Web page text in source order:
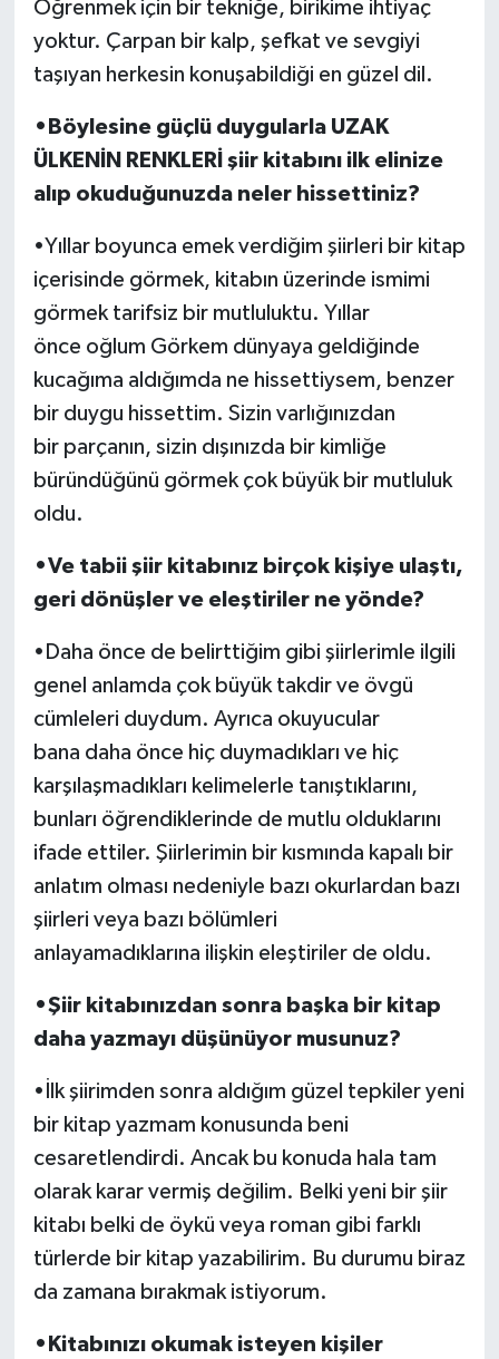
Öğrenmek için bir tekniğe, birikime ihtiyaç
yoktur. Çarpan bir kalp, şefkat ve sevgiyi
taşıyan herkesin konuşabildiği en güzel dil.
•Böylesine güçlü duygularla UZAK
ÜLKENİN RENKLERİ şiir kitabını ilk elinize
alıp okuduğunuzda neler hissettiniz?
•Yıllar boyunca emek verdiğim şiirleri bir kitap
içerisinde görmek, kitabın üzerinde ismimi
görmek tarifsiz bir mutluluktu. Yıllar
önce oğlum Görkem dünyaya geldiğinde
kucağıma aldığımda ne hissettiysem, benzer
bir duygu hissettim. Sizin varlığınızdan
bir parçanın, sizin dışınızda bir kimliğe
büründüğünü görmek çok büyük bir mutluluk
oldu.
•Ve tabii şiir kitabınız birçok kişiye ulaştı,
geri dönüşler ve eleştiriler ne yönde?
•Daha önce de belirttiğim gibi şiirlerimle ilgili
genel anlamda çok büyük takdir ve övgü
cümleleri duydum. Ayrıca okuyucular
bana daha önce hiç duymadıkları ve hiç
karşılaşmadıkları kelimelerle tanıştıklarını,
bunları öğrendiklerinde de mutlu olduklarını
ifade ettiler. Şiirlerimin bir kısmında kapalı bir
anlatım olması nedeniyle bazı okurlardan bazı
şiirleri veya bazı bölümleri
anlayamadıklarına ilişkin eleştiriler de oldu.
•Şiir kitabınızdan sonra başka bir kitap
daha yazmayı düşünüyor musunuz?
•İlk şiirimden sonra aldığım güzel tepkiler yeni
bir kitap yazmam konusunda beni
cesaretlendirdi. Ancak bu konuda hala tam
olarak karar vermiş değilim. Belki yeni bir şiir
kitabı belki de öykü veya roman gibi farklı
türlerde bir kitap yazabilirim. Bu durumu biraz
da zamana bırakmak istiyorum.
•Kitabınızı okumak isteyen kişiler